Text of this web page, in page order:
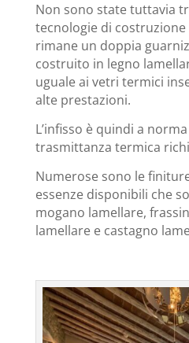
Non sono state tuttavia
tecnologie di costruzione
rimane un doppia
costruito in legno
uguale ai vetri termici
alte prestazioni.
L’infisso è quindi a
trasmittanza termica
Numerose sono le
essenze disponibili che
mogano lamellare,
lamellare e castagno